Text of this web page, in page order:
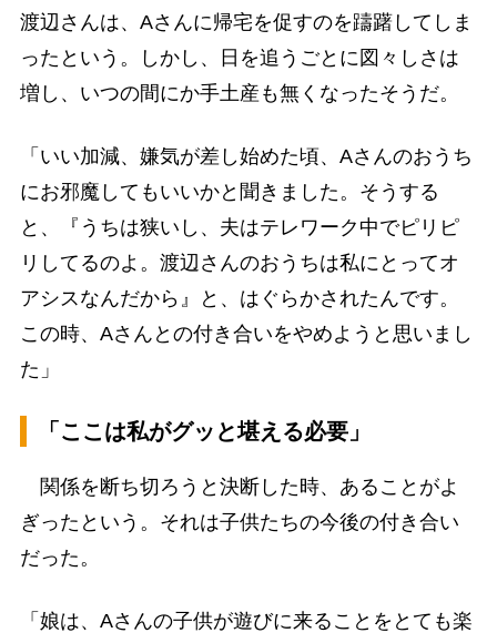
渡辺さんは、Aさんに帰宅を促すのを躊躇してしま
ったという。しかし、日を追うごとに図々しさは
増し、いつの間にか手土産も無くなったそうだ。
「いい加減、嫌気が差し始めた頃、Aさんのおうち
にお邪魔してもいいかと聞きました。そうする
と、『うちは狭いし、夫はテレワーク中でピリピ
リしてるのよ。渡辺さんのおうちは私にとってオ
アシスなんだから』と、はぐらかされたんです。
この時、Aさんとの付き合いをやめようと思いまし
た」
「ここは私がグッと堪える必要」
関係を断ち切ろうと決断した時、あることがよ
ぎったという。それは子供たちの今後の付き合い
だった。
「娘は、Aさんの子供が遊びに来ることをとても楽